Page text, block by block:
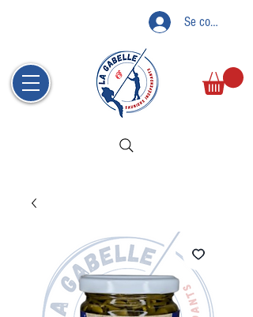
Se connecter